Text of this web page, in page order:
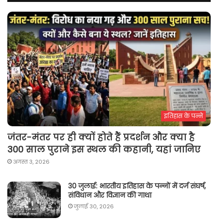
इतिहास के पन्ने
जंतर-मंतर पर ही क्यों होते हैं प्रदर्शन और क्या है
300 साल पुराने इस स्थल की कहानी, यहां जानिए
अगस्त 3, 2026
30 जुलाई: भारतीय इतिहास के पन्नों में दर्ज संघर्ष,
संविधान और विज्ञान की गाथा
जुलाई 30, 2026